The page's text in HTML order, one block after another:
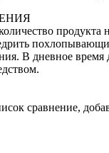
продукта
В дневное время
сравнение,